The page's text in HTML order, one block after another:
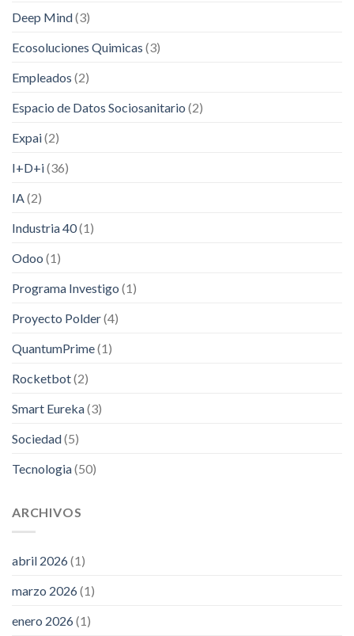
Deep Mind(3)
Ecosoluciones Quimicas (3)
Empleados (2)
Espacio de Datos Sociosanitario (2)
Expai(2)
I+D+i(36)
IA(2)
Industria 40(1)
Odoo (1)
Programa Investigo (1)
Proyecto Polder(4)
QuantumPrime(1)
Rocketbot(2)
Smart Eureka(3)
Sociedad(5)
Tecnologia(50)
ARCHIVOS
abril 2026(1)
marzo 2026(1)
enero 2026(1)